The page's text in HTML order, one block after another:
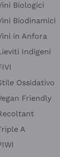
Biologici
Biodinamici
in Anfora
Indigeni
Ossidativo
Friendly
A